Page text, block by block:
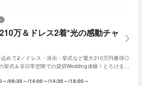
万＆ドレス2着*光の感動チャ
めて♪／ドレス・演出・挙式など最大210万円優待◎
挙式＆非日常空間での貸切Wedding体験！とろける和
～ 09:30～ 14:00～ 14:30～ 18:00～